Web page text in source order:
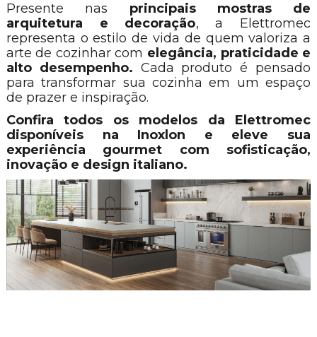
Presente nas principais mostras de
arquitetura e decoração, a Elettromec
representa o estilo de vida de quem valoriza a
arte de cozinhar com elegância, praticidade e
alto desempenho. Cada produto é pensado
para transformar sua cozinha em um espaço
de prazer e inspiração.
Confira todos os modelos da Elettromec
disponíveis na Inoxlon e eleve sua
experiência gourmet com sofisticação,
inovação e design italiano.